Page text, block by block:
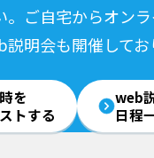
ご自宅からオン
明会も開催してお
を
トする
web
日程